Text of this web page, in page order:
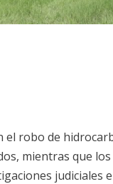
robo de
mientras que
judiciales